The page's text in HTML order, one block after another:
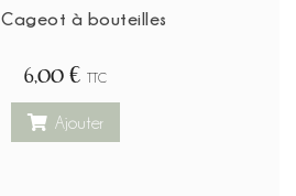
Cageot à bouteilles
6,00 € TTC
Ajouter